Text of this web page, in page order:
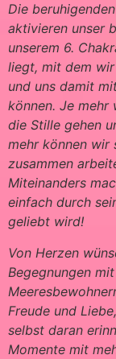
Die
aktivieren unser
unserem 6.
liegt, mit dem wir
und uns damit
können. Je mehr
die Stille gehen
mehr können wir
zusammen
Miteinanders
einfach durch
geliebt wird!
Von Herzen
Begegnungen
Freude und
selbst daran
Momente mit